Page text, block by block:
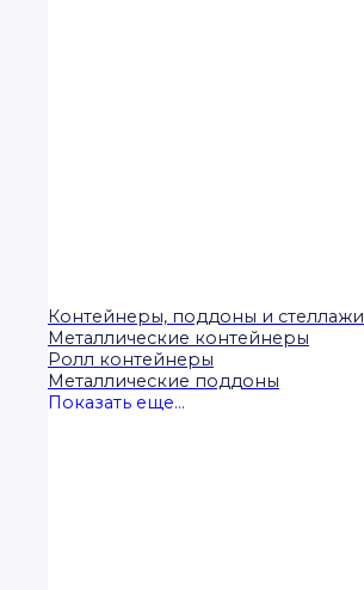
Контейнеры, поддоны и стеллажи
Металлические контейнеры
Ролл контейнеры
Металлические поддоны
Показать еще...